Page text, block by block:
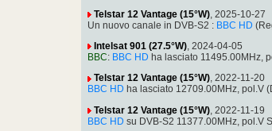
Telstar 12 Vantage (15°W) , 2025-10-27
Un nuovo canale in DVB-S2 : BBC HD
Intelsat 901 (27.5°W), 2024-04-05
BBC: BBC HD ha lasciato 11495.00MHz,
Telstar 12 Vantage (15°W), 2022-11-20
BBC HD ha lasciato 12709.00MHz, pol.V
Telstar 12 Vantage (15°W) , 2022-11-19
BBC HD su DVB-S2 11377.00MHz, pol.V